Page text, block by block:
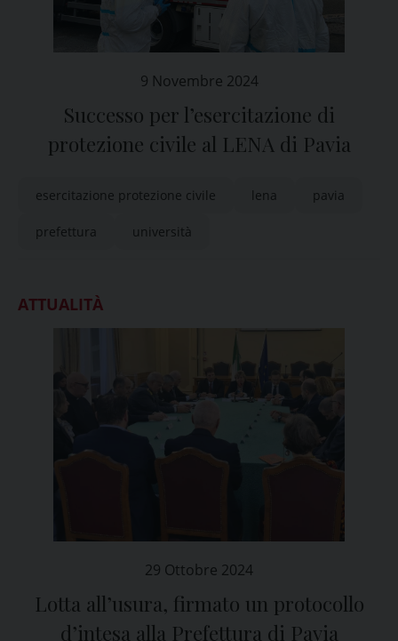
9 Novembre 2024
Successo per l’esercitazione di
protezione civile al LENA di Pavia
esercitazione protezione civile lena pavia
prefettura università
ATTUALITÀ
29 Ottobre 2024
Lotta all’usura, firmato un protocollo
d’intesa alla Prefettura di Pavia